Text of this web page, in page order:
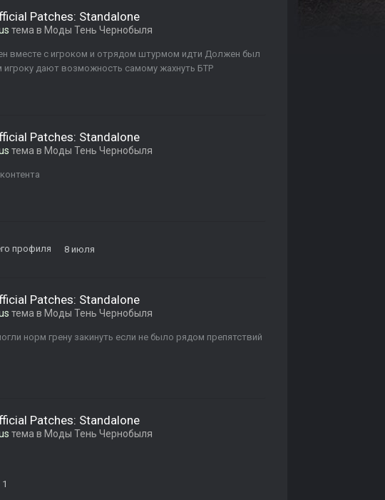
Patches: Standalone
тема в Моды Тень Чернобыля
вместе с игроком и отрядом штурмом идти Должен был
игроку дают возможность самому жахнуть БТР
Patches: Standalone
тема в Моды Тень Чернобыля
профиля 8 июля
Patches: Standalone
тема в Моды Тень Чернобыля
норм грену закинуть если не было рядом препятствий
Patches: Standalone
тема в Моды Тень Чернобыля
1